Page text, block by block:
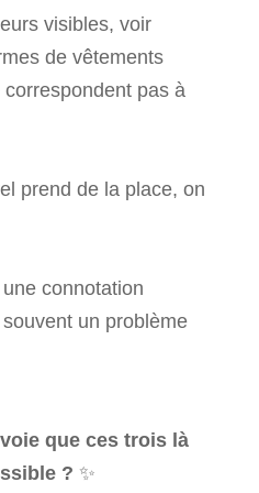
visibles, voir
de vêtements
pas à
prend de la place, on
connotation
un problème
que ces trois là
? ✨